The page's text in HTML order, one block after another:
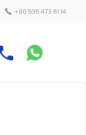
+90 536 473 61 14